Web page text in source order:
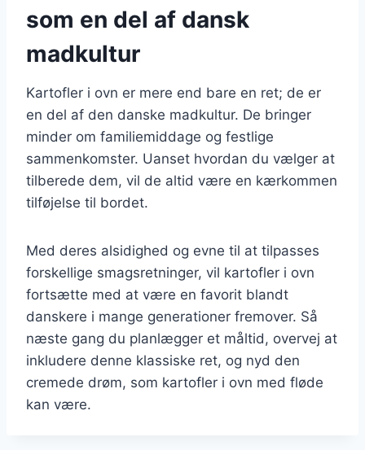
som en del af dansk
madkultur
Kartofler i ovn er mere end bare en ret; de er
en del af den danske madkultur. De bringer
minder om familiemiddage og festlige
sammenkomster. Uanset hvordan du vælger at
tilberede dem, vil de altid være en kærkommen
tilføjelse til bordet.
Med deres alsidighed og evne til at tilpasses
forskellige smagsretninger, vil kartofler i ovn
fortsætte med at være en favorit blandt
danskere i mange generationer fremover. Så
næste gang du planlægger et måltid, overvej at
inkludere denne klassiske ret, og nyd den
cremede drøm, som kartofler i ovn med fløde
kan være.